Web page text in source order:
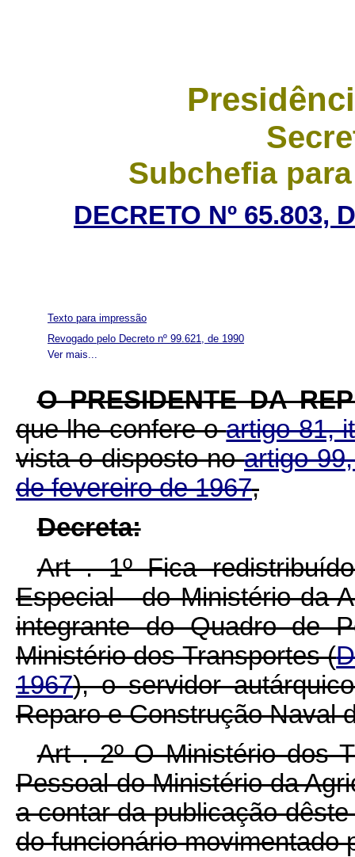
Subchefia
DECRETO Nº 65.803,
Ver mais...
Texto para impressão
Revogado pelo Decreto nº 99.621, de 1990
O PRESIDENTE DA
que lhe confere oartigo 81,
vista o disposto noartigo
de fevereiro de 1967,
Decreta:
Art . 1º Fica
Especial - do Ministério da
integrante do Quadro de
Ministério dos Transportes (
1967), o servidor
Reparo e Construção Naval
Art . 2º O Ministério dos
Pessoal do Ministério da
a contar da publicação
do funcionário movimentado